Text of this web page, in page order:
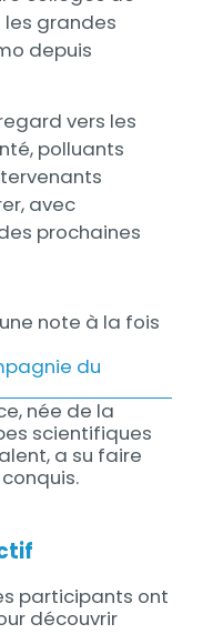
grandes
depuis
vers les
polluants
avec
prochaines
note à la fois
du
née de la
scientifiques
a su faire
participants ont
découvrir